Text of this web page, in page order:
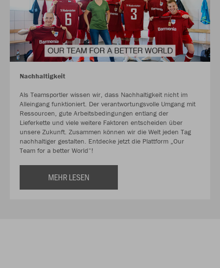
Nachhaltigkeit
Als Teamsportler wissen wir, dass Nachhaltigkeit nicht im
Alleingang funktioniert. Der verantwortungsvolle Umgang mit
Ressourcen, gute Arbeitsbedingungen entlang der
Lieferkette und viele weitere Faktoren entscheiden über
unsere Zukunft. Zusammen können wir die Welt jeden Tag
nachhaltiger gestalten. Entdecke jetzt die Plattform „Our
Team for a better World“!
MEHR LESEN